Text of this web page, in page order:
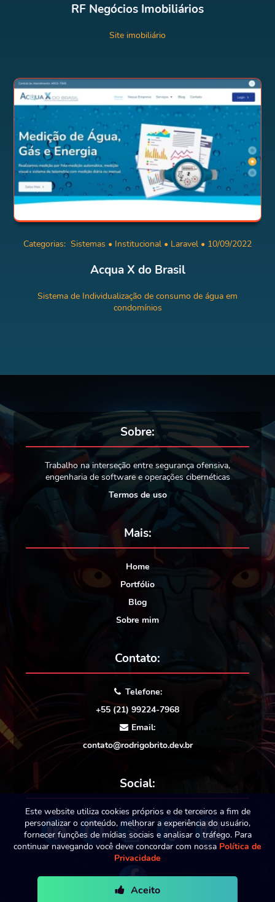
RF Negócios Imobiliários
Site imobiliário
Categorias: Sistemas • Institucional • Laravel • 10/09/2022
Acqua X do Brasil
Sistema de Individualização de consumo de água em
condomínios
Sobre:
Trabalho na interseção entre segurança ofensiva,
engenharia de software e operações cibernéticas
Termos de uso
Mais:
Home
Portfólio
Blog
Sobre mim
Contato:
Telefone:
+55 (21) 99224-7968
Email:
contato@rodrigobrito.dev.br
Social:
Este website utiliza cookies próprios e de terceiros a fim de
personalizar o conteúdo, melhorar a experiência do usuário,
fornecer funções de mídias sociais e analisar o tráfego. Para
continuar navegando você deve concordar com nossa Política de
Privacidade
Aceito